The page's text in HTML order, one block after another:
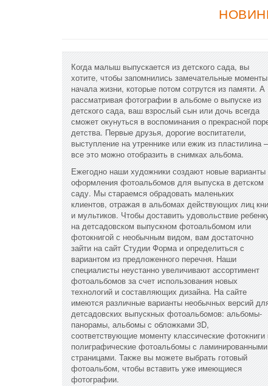
Когда малыш выпускается из детского сада, вы
хотите, чтобы запомнились замечательные моменты
начала жизни, которые потом сотрутся из памяти. А
рассматривая фотографии в альбоме о выпуске из
детского сада, ваш взрослый сын или дочь всегда
сможет окунуться в воспоминания о прекрасной
детства. Первые друзья, дорогие воспитатели,
выступление на утреннике или ежик из пластилина –
все это можно отобразить в снимках альбома.
Ежегодно наши художники создают новые варианты
оформления фотоальбомов для выпуска в детском
саду. Мы стараемся обрадовать маленьких
клиентов, отражая в альбомах действующих лиц
и мультиков. Чтобы доставить удовольствие
на детсадовском выпускном фотоальбомом или
фотокнигой с необычным видом, вам достаточно
зайти на сайт Студии Форма и определиться с
вариантом из предложенного перечня. Наши
специалисты неустанно увеличивают ассортимент
фотоальбомов за счет использования новых
технологий и составляющих дизайна. На сайте
имеются различные варианты необычных версий
детсадовских выпускных фотоальбомов: альбомы-
панорамы, альбомы с обложками 3D,
соответствующие моменту классические фотокниги
полиграфические фотоальбомы с ламинированными
страницами. Также вы можете выбрать готовый
фотоальбом, чтобы вставить уже имеющиеся
фотографии.